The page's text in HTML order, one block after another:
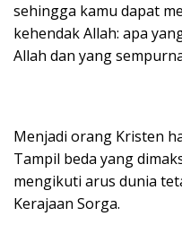
sehingga kamu dapat
kehendak Allah: apa
Allah dan yang
Menjadi orang Kristen
Tampil beda yang
mengikuti arus dunia
Kerajaan Sorga.